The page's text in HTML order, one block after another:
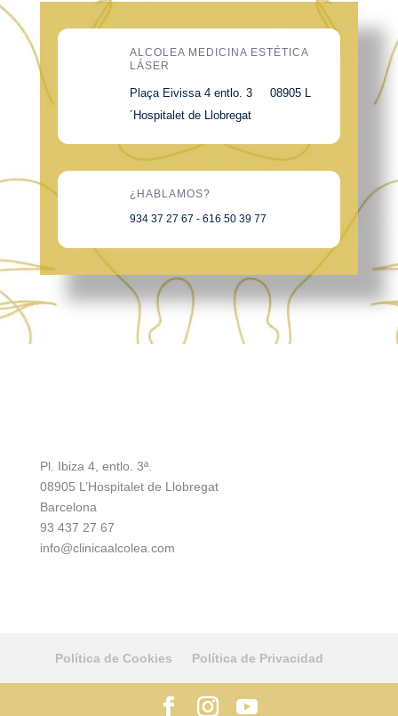
ALCOLEA MEDICINA ESTÉTICA
LÁSER
Plaça Eivissa 4 entlo. 3 08905 L
´Hospitalet de Llobregat
¿HABLAMOS?
934 37 27 67 - 616 50 39 77
Pl. Ibiza 4, entlo. 3ª.
08905 L’Hospitalet de Llobregat
Barcelona
93 437 27 67
info@clinicaalcolea.com
Política de Cookies Política de Privacidad